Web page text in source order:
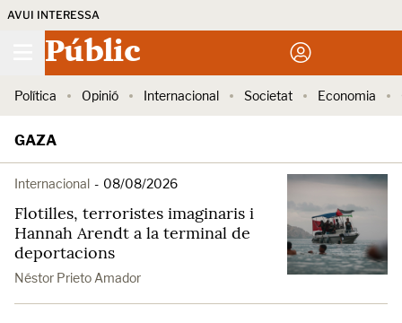
AVUI INTERESSA
Públic
Política Opinió Internacional Societat Economia
GAZA
Internacional - 08/08/2026
Flotilles, terroristes imaginaris i
Hannah Arendt a la terminal de
deportacions
Néstor Prieto Amador